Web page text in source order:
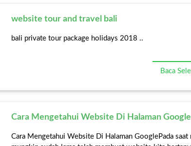
Blog
website tour and travel bali
bali private tour package holidays 2018 ..
Baca
Cara Mengetahui Website Di Halaman Google
Cara Mengetahui Website Di Halaman GooglePada saat